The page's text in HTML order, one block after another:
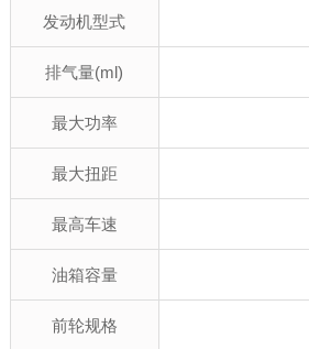
发动机型式
排气量(ml)
最大功率
最大扭距
最高车速
油箱容量
前轮规格